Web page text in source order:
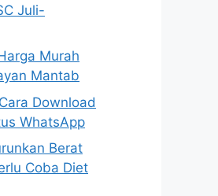
Juli-
Murah
Mantab
Download
WhatsApp
Berat
Coba Diet